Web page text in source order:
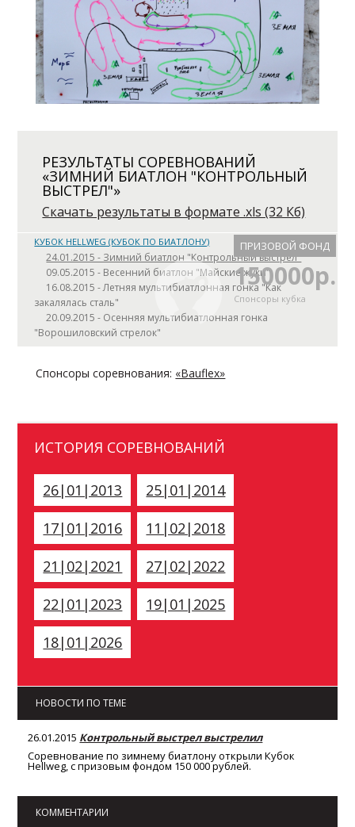
РЕЗУЛЬТАТЫ СОРЕВНОВАНИЙ
«ЗИМНИЙ БИАТЛОН "КОНТРОЛЬНЫЙ
ВЫСТРЕЛ"»
Скачать результаты в формате .xls (32 Кб)
КУБОК HELLWEG (КУБОК ПО БИАТЛОНУ)
24.01.2015 - Зимний биатлон "Контрольный выстрел"
09.05.2015 - Весенний биатлон "Майские жуки"
16.08.2015 - Летняя мультибиатлонная гонка "Как
закалялась сталь"
20.09.2015 - Осенняя мультибиатлонная гонка
"Ворошиловский стрелок"
ПРИЗОВОЙ ФОНД
150000р.
Спонсоры кубка
Спонсоры соревнования: «Bauflex»
ИСТОРИЯ СОРЕВНОВАНИЙ
26|01|2013
25|01|2014
17|01|2016
11|02|2018
21|02|2021
27|02|2022
22|01|2023
19|01|2025
18|01|2026
НОВОСТИ ПО ТЕМЕ
26.01.2015 Контрольный выстрел выстрелил
Соревнование по зимнему биатлону открыли Кубок
Hellweg, с призовым фондом 150 000 рублей.
КОММЕНТАРИИ